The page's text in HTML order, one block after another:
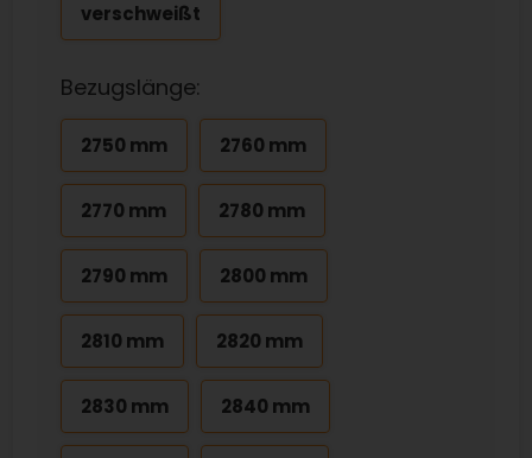
verschweißt
Bezugslänge:
2750 mm 2760 mm
2770 mm 2780 mm
2790 mm 2800 mm
2810 mm 2820 mm
2830 mm 2840 mm